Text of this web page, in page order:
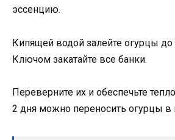
эссенцию.
Кипящей водой залейте огурцы до
Ключом закатайте все банки.
Переверните их и обеспечьте
2 дня можно переносить огурцы в